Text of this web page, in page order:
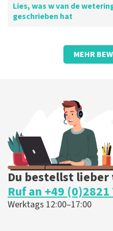
Lies, was w van de
geschrieben hat
Bewertung von w van de
MEHR
Du bestellst lieber
Ruf an +49
Werktags 12:00–17:00